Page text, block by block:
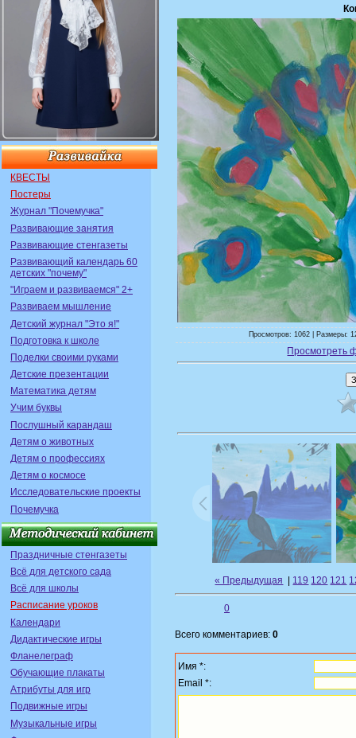
КВЕСТЫ
Постеры
Журнал "Почемучка"
Развивающие занятия
Развивающие стенгазеты
Развивающий календарь 60
детских "почему"
"Играем и развиваемся" 2+
Развиваем мышление
Детский журнал "Это я!"
Подготовка к школе
Поделки своими руками
Детские презентации
Математика детям
Учим буквы
Послушный карандаш
Детям о животных
Детям о профессиях
Детям о космосе
Исследовательские проекты
Почемучка
Праздничные стенгазеты
Всё для детского сада
Всё для школы
Расписание уроков
Календари
Дидактические игры
Фланелеграф
Обучающие плакаты
Атрибуты для игр
Подвижные игры
Музыкальные игры
Просмотров: 1062 | Размеры:
Просмотреть
« Предыдущая 119 120 121
0
Всего комментариев: 0
Имя *:
Email *: